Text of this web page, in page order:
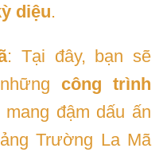
diệu.
: Tại đây, bạn sẽ
công trình
mang đậm dấu ấn
Trường La Mã